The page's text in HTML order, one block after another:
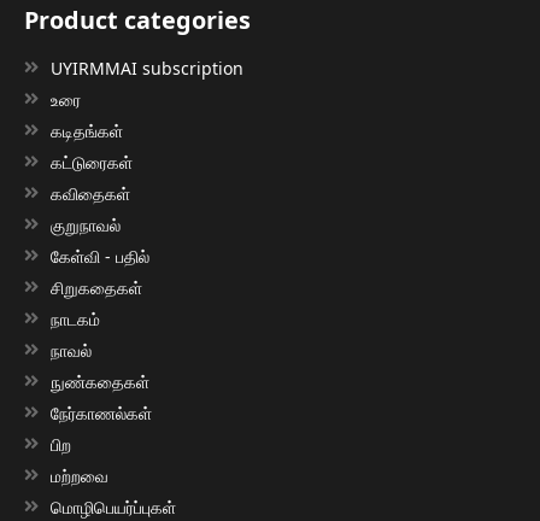
Product categories
UYIRMMAI subscription
உரை
கடிதங்கள்
கட்டுரைகள்
கவிதைகள்
குறுநாவல்
கேள்வி - பதில்
சிறுகதைகள்
நாடகம்
நாவல்
நுண்கதைகள்
நேர்காணல்கள்
பிற
மற்றவை
மொழிபெயர்ப்புகள்